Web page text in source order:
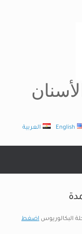
العربية English
البكالوريوس اضغط